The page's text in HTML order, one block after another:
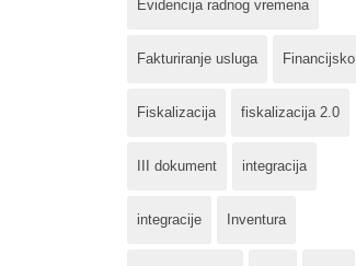
Evidencija radnog vremena
Fakturiranje usluga Financijsko
Fiskalizacija fiskalizacija 2.0
III dokument integracija
integracije Inventura